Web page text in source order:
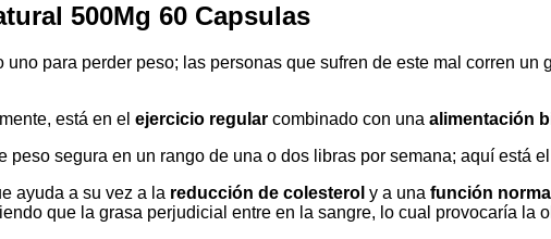
500Mg 60 Capsulas
para perder peso; las personas que sufren de este mal corren
está en el ejercicio regular combinado con una alimentación
segura en un rango de una o dos libras por semana; aquí está el
ayuda a su vez a la reducción de colesterol y a una función
que la grasa perjudicial entre en la sangre, lo cual provocaría la